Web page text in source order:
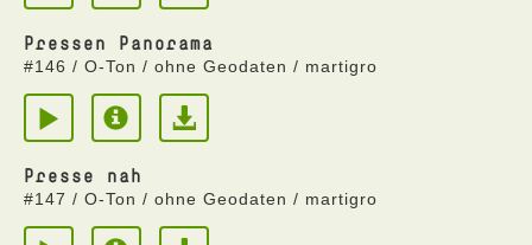
Pressen Panorama
#146 / O-Ton / ohne Geodaten / martigro
Presse nah
#147 / O-Ton / ohne Geodaten / martigro